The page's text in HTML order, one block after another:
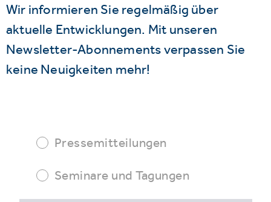
Wir informieren Sie regelmäßig über
aktuelle Entwicklungen. Mit unseren
Newsletter-Abonnements verpassen Sie
keine Neuigkeiten mehr!
Pressemitteilungen
Seminare und Tagungen